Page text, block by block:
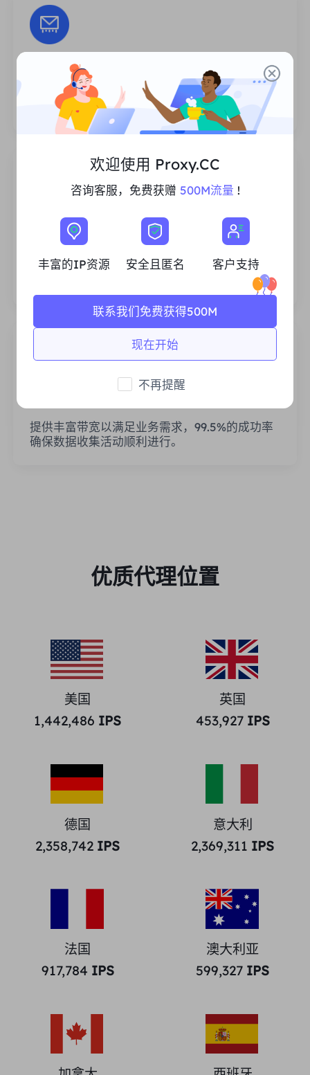
无限的会话
代理的使用次数或调用频率没有限制。您可以一
次生成大量代理。
丰富的住宅IP资源
不断努力扩大现有的代理池，以满足每一个客户
提供丰富带宽以满足业务需求，99.5%的成功率
确保数据收集活动顺利进行。
优质代理位置
美国
1,442,486 IPS
英国
453,927IPS
德国
2,358,742 IPS
意大利
2,369,311 IPS
法国
917,784 IPS
澳大利亚
599,327 IPS
欢迎使用 Proxy.CC
咨询客服，免费获赠 500M流量 !
丰富的IP资源 安全且匿名 客户支持
现在开始
联系我们免费获得500M
不再提醒